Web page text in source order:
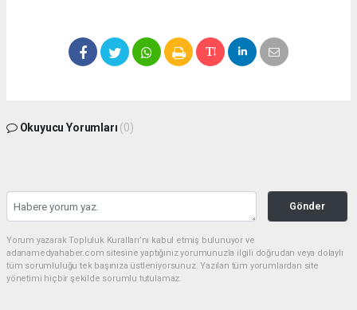
Okuyucu Yorumları (0)
Gönder
Yorum yazarak Topluluk Kuralları’nı kabul etmiş bulunuyor ve
adanamedyahaber.com sitesine yaptığınız yorumunuzla ilgili doğrudan veya dolaylı
tüm sorumluluğu tek başınıza üstleniyorsunuz. Yazılan tüm yorumlardan site
yönetimi hiçbir şekilde sorumlu tutulamaz.